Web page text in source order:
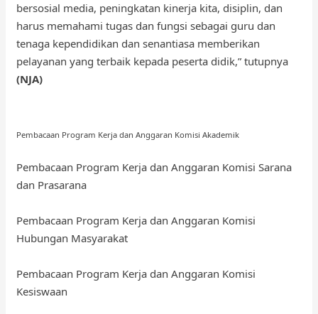
bersosial media, peningkatan kinerja kita, disiplin, dan
harus memahami tugas dan fungsi sebagai guru dan
tenaga kependidikan dan senantiasa memberikan
pelayanan yang terbaik kepada peserta didik,” tutupnya
(NJA)
Pembacaan Program Kerja dan Anggaran Komisi Akademik
Pembacaan Program Kerja dan Anggaran Komisi Sarana
dan Prasarana
Pembacaan Program Kerja dan Anggaran Komisi
Hubungan Masyarakat
Pembacaan Program Kerja dan Anggaran Komisi
Kesiswaan